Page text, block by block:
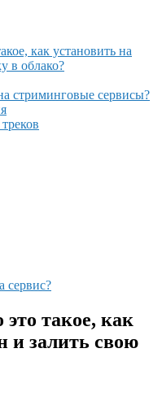
как установить на
в облако?
стриминговые сервисы?
сервис?
такое, как
и залить свою